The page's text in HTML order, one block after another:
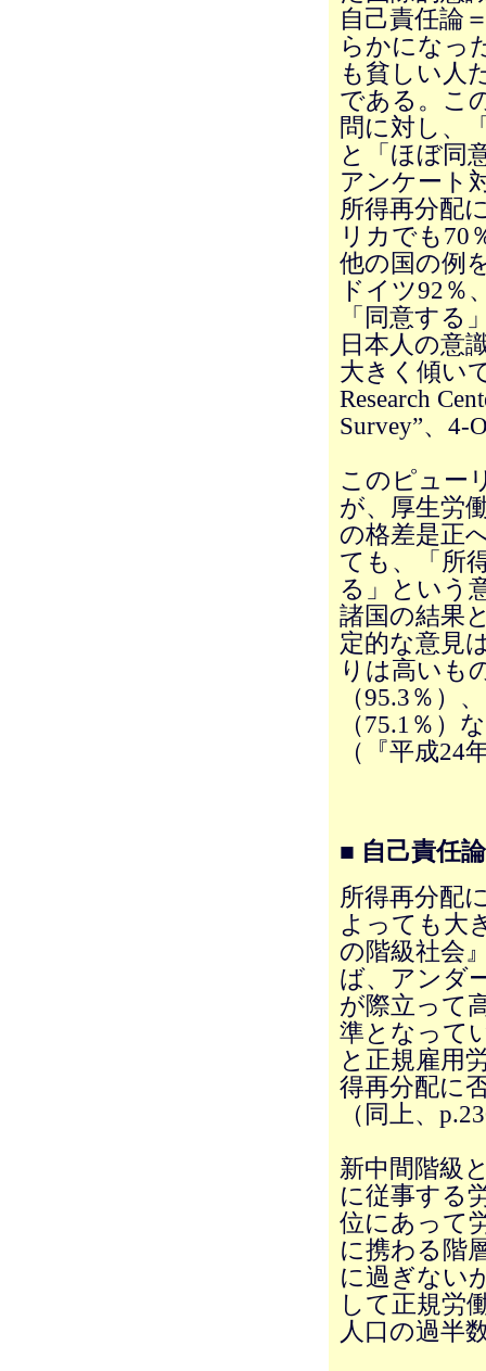
自己責任論
らかになっ
も貧しい人
である。こ
問に対し、
と「ほぼ同
アンケート
所得再分配
リカでも70
他の国の例
ドイツ92％
「同意する
日本人の意
大きく傾い
Research
Survey”、4-
このピュー
が、厚生労
の格差是正
ても、「所
る」という
諸国の結果
定的な意見
りは高いも
（95.3％）
（75.1％）
（『平成24
■ 自己責任
所得再分配
よっても大
の階級社会
ば、アンダ
が際立って
準となって
と正規雇用
得再分配に
（同上、
新中間階級
に従事する
位にあって
に携わる階
に過ぎない
して正規労
人口の過半